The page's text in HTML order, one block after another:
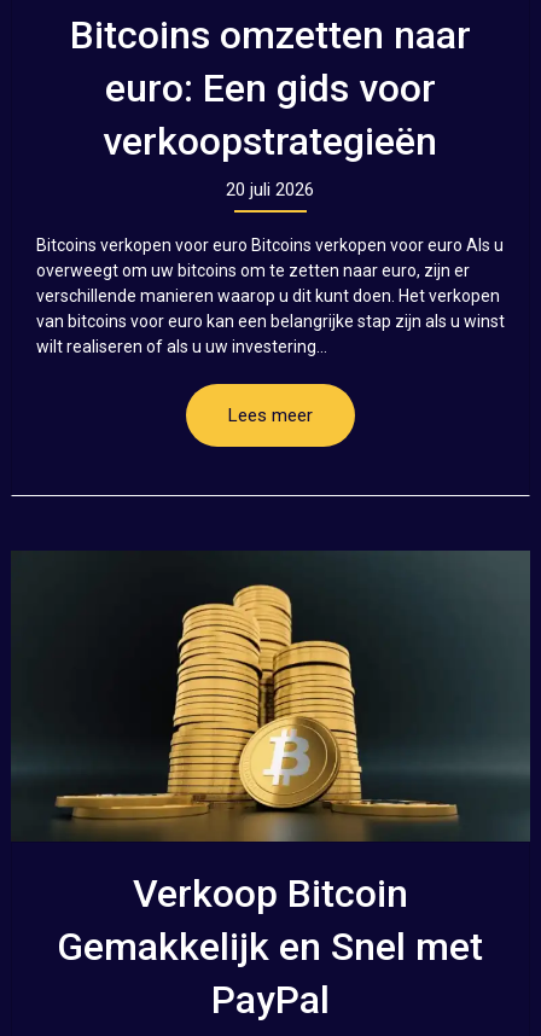
Bitcoins omzetten naar
euro: Een gids voor
verkoopstrategieën
20 juli 2026
Bitcoins verkopen voor euro Bitcoins verkopen voor euro Als u
overweegt om uw bitcoins om te zetten naar euro, zijn er
verschillende manieren waarop u dit kunt doen. Het verkopen
van bitcoins voor euro kan een belangrijke stap zijn als u winst
wilt realiseren of als u uw investering...
Lees meer
Verkoop Bitcoin
Gemakkelijk en Snel met
PayPal